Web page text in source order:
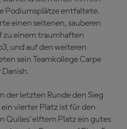
Podiumsplätze entfaltete.
einen seltenen, sauberen
zu einem traumhaften
und auf den weiteren
sein Teamkollege Carpe
der letzten Runde den Sieg
vierter Platz ist für den
Quiles’ elftem Platz ein gutes